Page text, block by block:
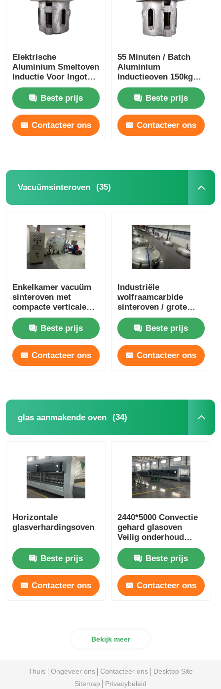
Elektrische
Aluminium Smeltoven
Inductie Voor Ingot
350kg Gewicht
DuurzaamBeste prijs
Contacteer ons
55 Minuten / Batch
Aluminium
Inductieoven 150kg
Vacuüm Ingot Oven
Stabiel Beste prijs
Contacteer ons
Vacuümsinteroven (35)
Enkelkamer vacuüm
sinteroven met
compacte verticale
structuur
Beste prijs
Contacteer ons
Industriële
wolfraamcarbide
sinteroven / grote
grafitisatieoven
Beste prijs
Contacteer ons
glas aanmakende oven (34)
Horizontale
glasverhardingsoven
Beste prijs
Contacteer ons
2440*5000 Convectie
gehard glasoven
Veilig onderhoud
beschikbaar
Beste prijs
Contacteer ons
Bekijk meer
Thuis Ongeveer ons Contacteer ons
Desktop Site
Sitemap
Privacybeleid